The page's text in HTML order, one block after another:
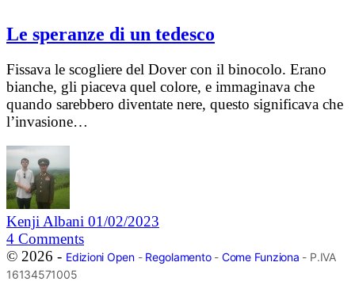
Le speranze di un tedesco
Fissava le scogliere del Dover con il binocolo. Erano
bianche, gli piaceva quel colore, e immaginava che
quando sarebbero diventate nere, questo significava che
l’invasione…
Kenji Albani 01/02/2023
4 Comments
© 2026 - Edizioni Open- Regolamento- Come Funziona - P.IVA
16134571005